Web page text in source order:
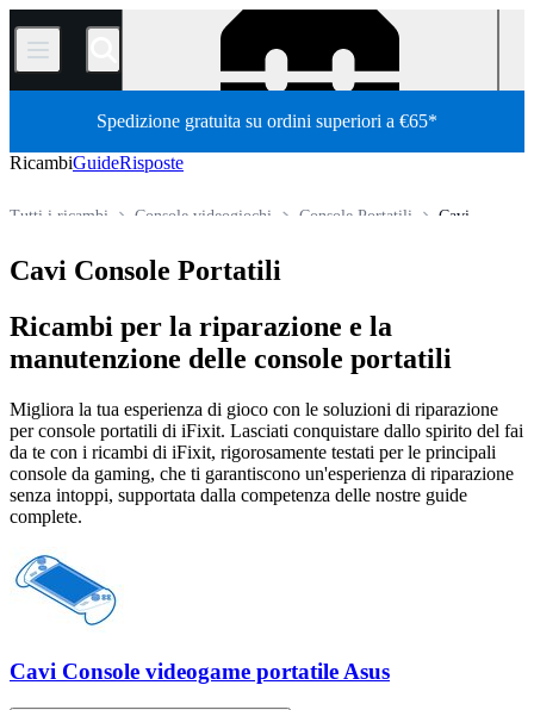
/
Spedizione gratuita su ordini superiori a €65*
RicambiGuideRisposte
Cavi
Console Portatili
Console videogiochi
Tutti i ricambi
Cavi Console Portatili
Ricambi per la riparazione e la
manutenzione delle console portatili
Migliora la tua esperienza di gioco con le soluzioni di riparazione
per console portatili di iFixit. Lasciati conquistare dallo spirito del fai
da te con i ricambi di iFixit, rigorosamente testati per le principali
console da gaming, che ti garantiscono un'esperienza di riparazione
senza intoppi, supportata dalla competenza delle nostre guide
complete.
Cavi Console videogame portatile Asus